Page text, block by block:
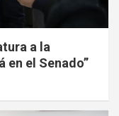
a la
en el Senado”